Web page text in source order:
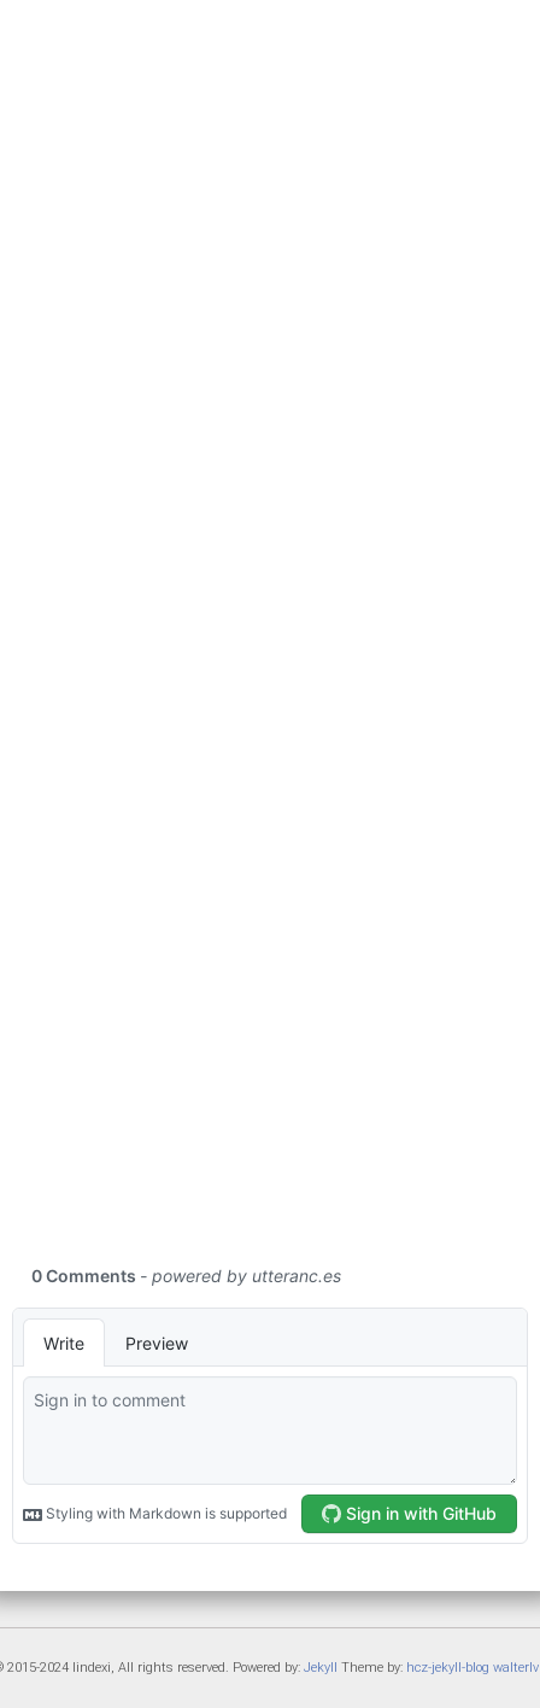
2015-2024 lindexi, All rights reserved. Powered by: Jekyll Theme by: hcz-jekyll-blog walterlv